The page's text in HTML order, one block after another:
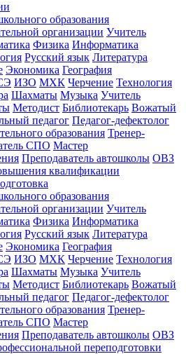
образования
организации Учитель
Физика Информатика
Русский язык Литература
Экономика География
ИЗО МХК Черчение Технология
Шахматы Музыка Учитель
Методист Библиотекарь Вожатый
педагог Педагог-дефектолог
образования Тренер-
СПО Мастер
Преподаватель автошколы ОВЗ
квалификации
образования
организации Учитель
Физика Информатика
Русский язык Литература
Экономика География
ИЗО МХК Черчение Технология
Шахматы Музыка Учитель
Методист Библиотекарь Вожатый
педагог Педагог-дефектолог
образования Тренер-
СПО Мастер
Преподаватель автошколы ОВЗ
переподготовки